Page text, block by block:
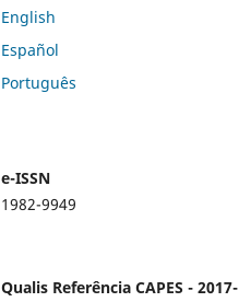
English
Español
Português
e-ISSN
1982-9949
Qualis Referência CAPES - 2017-